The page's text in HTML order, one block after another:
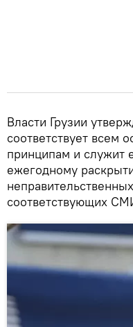
Власти Грузии
соответствует всем
принципам и служит
ежегодному
соответствующих